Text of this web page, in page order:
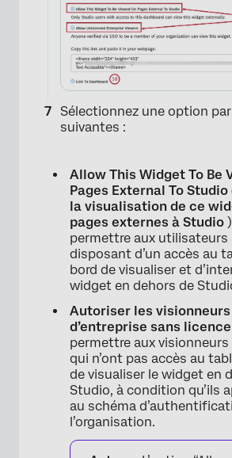
Sélectionnez une option
suivantes :
Allow This Widget To Be
Pages External To
la visualisation de ce
pages externes à Studio
permettre aux utilisateurs
disposant d’un accès au
bord de visualiser et
widget en dehors de
Autoriser les visionneurs
d’entreprise sans licence
permettre aux visionneurs
qui n’ont pas accès au
de visualiser le widget en
Studio, à condition qu’ils
au schéma
l’organisation.